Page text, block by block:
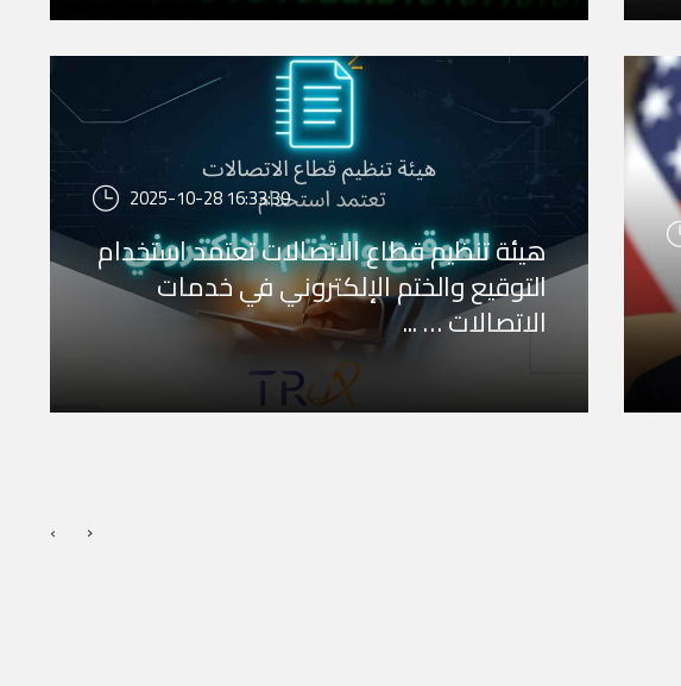
2025-10-28 16:33:39
هيئة تنظيم قطاع الاتصالات تعتمد استخدام
التوقيع والختم الإلكتروني في خدمات
الاتصالات … ...
‹ ›